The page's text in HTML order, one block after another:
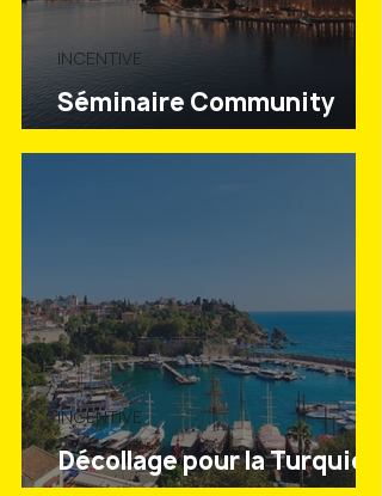
Séminaire Community
INCENTIVE
Décollage pour la Turquie,
INCENTIVE